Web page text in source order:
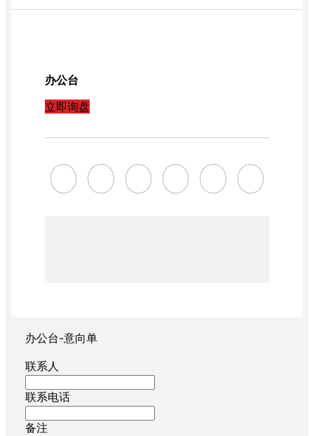
办公台
立即询盘
办公台-意向单
联系人
联系电话
备注